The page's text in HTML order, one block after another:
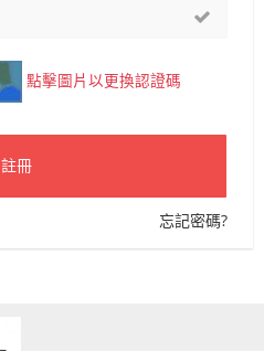
點擊圖片以更換認證碼
註冊
忘記密碼?